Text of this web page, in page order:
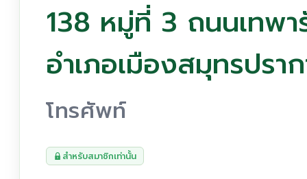
138 หมู่ที่ 3 ถนนเทพ
อำเภอเมืองสมุทรปรา
โทรศัพท์
สำหรับสมาชิกเท่านั้น